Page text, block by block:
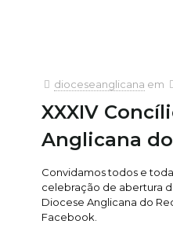
dioceseanglicana em
XXXIV
Anglicana
Convidamos todos e
celebração de abertura
Diocese Anglicana do
Facebook.